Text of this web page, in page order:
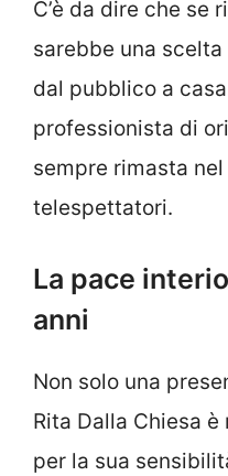
C’è da dire che se
sarebbe una
dal pubblico a
professionista di
sempre rimasta
telespettatori.
La pace
anni
Non solo una
Rita Dalla Chiesa
per la sua